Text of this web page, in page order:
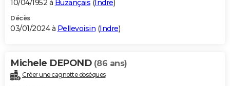
10/04/1952 à Buzançais ( Indre)
Décès
03/01/2024 à Pellevoisin (Indre)
Michele DEPOND (86 ans)
Créer une cagnotte obsèques